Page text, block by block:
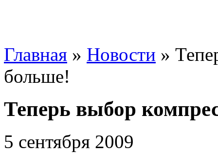
Главная » Новости »
больше!
Теперь выбор
5 сентября 2009